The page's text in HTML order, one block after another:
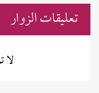
تعليقات الزوار